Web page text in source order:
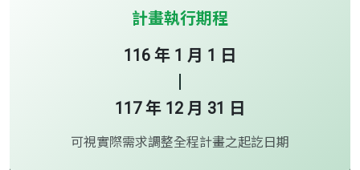
計畫執行期程
116 年 1 月 1 日
117 年 12 月 31 日
可視實際需求調整全程計畫之起訖日期